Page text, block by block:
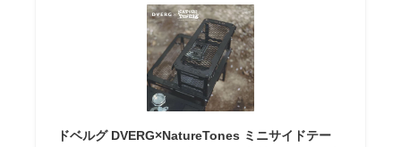
ドベルグ DVERG×NatureTones ミニサイドテー